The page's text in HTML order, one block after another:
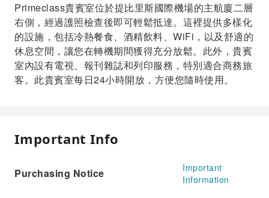
Primeclass貴賓室位於提比里斯國際機場的主航廈二層
右側，經過護照檢查後即可輕鬆抵達。這裡提供多樣化
的設施，包括冷熱餐食、酒精飲料、WiFi，以及舒適的
休息空間，讓您在轉機期間獲得充分放鬆。此外，貴賓
室內設有電視、報刊雜誌和列印服務，特別適合商務旅
客。此貴賓室每日24小時開放，方便您隨時使用。
Important Info
Purchasing Notice
Important
Information